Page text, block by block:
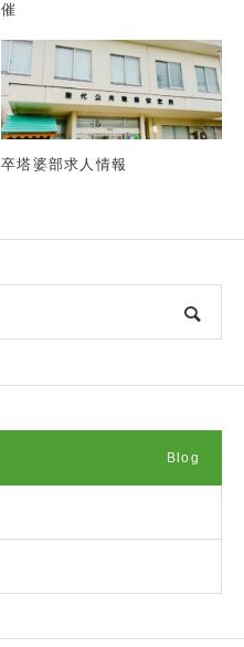
催
卒塔婆部求人情報
Blog